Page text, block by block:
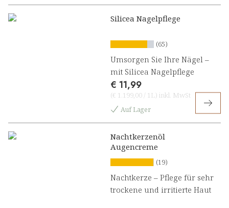
Silicea Nagelpflege
(65)
Umsorgen Sie Ihre Nägel –
mit Silicea Nagelpflege
€ 11,99
(€ 1.199,00 / 1L) inkl. MwSt
Auf Lager
Nachtkerzenöl
Augencreme
(19)
Nachtkerze – Pflege für sehr
trockene und irritierte Haut